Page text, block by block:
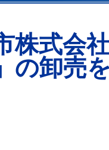
株式会
の卸売